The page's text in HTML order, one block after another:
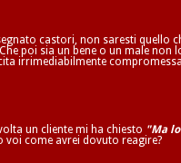
castori, non saresti quello
poi sia un bene o un male non
irrimediabilmente
un cliente mi ha chiesto "Ma lo
voi come avrei dovuto reagire?